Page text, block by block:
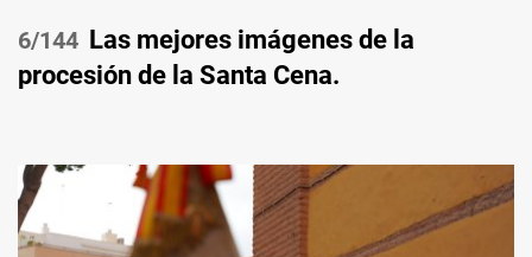
/144 Las mejores imágenes de la
procesión de la Santa Cena.